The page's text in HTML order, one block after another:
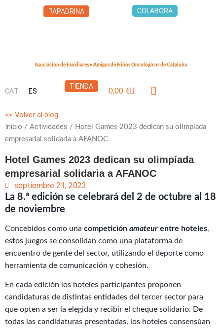
APADRINA COLABORA
Asociación de Familiares y Amigos de Niños Oncológicos de Cataluña
CAT ES
TIENDA 0,00 €Carrito
<< Volver al blog
Inicio / Actividades / Hotel Games 2023 dedican su olimpíada
empresarial solidaria a AFANOC
Hotel Games 2023 dedican su olimpíada
empresarial solidaria a AFANOC
septiembre 21, 2023
La 8.ª edición se celebrará del 2 de octubre al 18
de noviembre
Concebidos como una competición amateur entre hoteles,
estos juegos se consolidan como una plataforma de
encuentro de gente del sector, utilizando el deporte como
herramienta de comunicación y cohesión.
En cada edición los hoteles participantes proponen
candidaturas de distintas entidades del tercer sector para
que opten a ser la elegida y recibir el cheque solidario. De
todas las candidaturas presentadas, los hoteles consensúan